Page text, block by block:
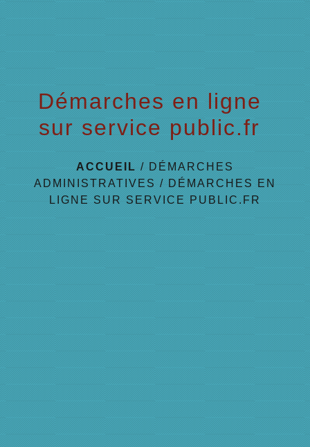
Démarches en ligne
sur service public.fr
ACCUEIL / DÉMARCHES
ADMINISTRATIVES / DÉMARCHES EN
LIGNE SUR SERVICE PUBLIC.FR